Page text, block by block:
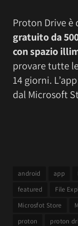
Proton Drive è
gratuito da
con spazio
provare tutte
14 giorni.
dal Microsoft
android app
featured
File
Microsfot Store
proton
proton